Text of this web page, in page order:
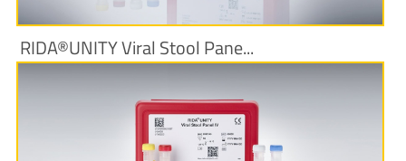
RIDA®UNITY Viral Stool Pane...